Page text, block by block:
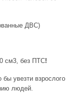
ДВС)
см3, без ПТС!
бы увезти взрослого
людей.